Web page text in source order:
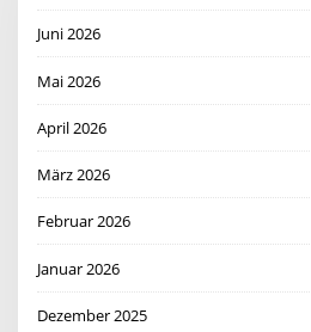
Juni 2026
Mai 2026
April 2026
März 2026
Februar 2026
Januar 2026
Dezember 2025